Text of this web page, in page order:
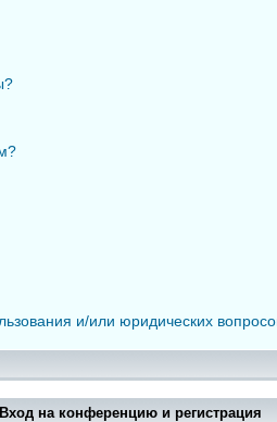
и/или юридических
Вход на конференцию и регистрация